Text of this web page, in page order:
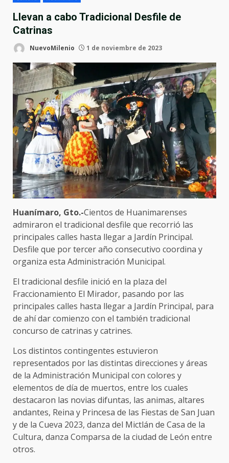
Llevan a cabo Tradicional Desfile de
Catrinas
NuevoMilenio 1 de noviembre de 2023
Huanímaro, Gto.-Cientos de Huanimarenses
admiraron el tradicional desfile que recorrió las
principales calles hasta llegar a Jardín Principal.
Desfile que por tercer año consecutivo coordina y
organiza esta Administración Municipal.
El tradicional desfile inició en la plaza del
Fraccionamiento El Mirador, pasando por las
principales calles hasta llegar a Jardín Principal, para
de ahí dar comienzo con el también tradicional
concurso de catrinas y catrines.
Los distintos contingentes estuvieron
representados por las distintas direcciones y áreas
de la Administración Municipal con colores y
elementos de día de muertos, entre los cuales
destacaron las novias difuntas, las animas, altares
andantes, Reina y Princesa de las Fiestas de San Juan
y de la Cueva 2023, danza del Mictlán de Casa de la
Cultura, danza Comparsa de la ciudad de León entre
otros.